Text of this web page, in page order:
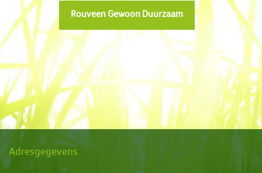
Rouveen Gewoon Duurzaam
Adresgegevens